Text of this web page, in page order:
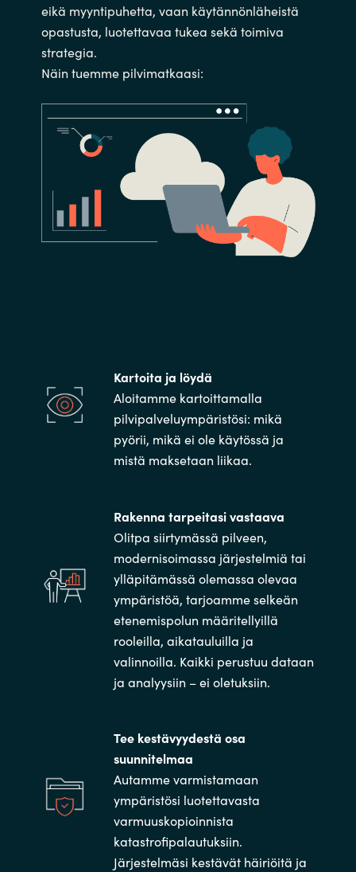
eikä myyntipuhetta, vaan käytännönläheistä
opastusta, luotettavaa tukea sekä toimiva
strategia.
Näin tuemme pilvimatkaasi:
Kartoita ja löydä
Aloitamme kartoittamalla
pilvipalveluympäristösi: mikä
pyörii, mikä ei ole käytössä ja
mistä maksetaan liikaa.
Rakenna tarpeitasi vastaava
Olitpa siirtymässä pilveen,
modernisoimassa järjestelmiä tai
ylläpitämässä olemassa olevaa
ympäristöä, tarjoamme selkeän
etenemispolun määritellyillä
rooleilla, aikatauluilla ja
valinnoilla. Kaikki perustuu dataan
ja analyysiin – ei oletuksiin.
Tee kestävyydestä osa
suunnitelmaa
Autamme varmistamaan
ympäristösi luotettavasta
varmuuskopioinnista
katastrofipalautuksiin.
Järjestelmäsi kestävät häiriöitä ja